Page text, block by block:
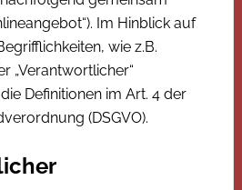
Im Hinblick auf
wie z.B.
„Verantwortlicher“
Definitionen im Art. 4 der
(DSGVO).